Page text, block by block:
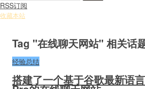
RSS订阅
收藏本站
Tag "在线聊天网站" 相关话
经验总结
搭建了一个基于谷歌最新语